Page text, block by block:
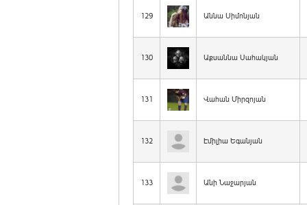
129 Աննա Սիմոնյան
130 Աքսաննա Սահակյան
131 Վահան Միրզոյան
132 Էմիլիա Եգանյան
133 Անի Նաջարյան